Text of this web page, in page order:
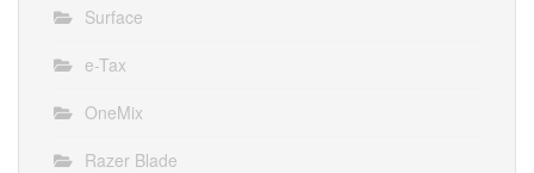
Surface
e-Tax
OneMix
Razer Blade